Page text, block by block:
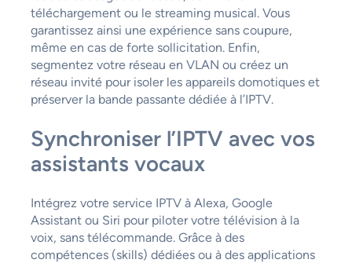
téléchargement ou le streaming musical. Vous
garantissez ainsi une expérience sans coupure,
même en cas de forte sollicitation. Enfin,
segmentez votre réseau en VLAN ou créez un
réseau invité pour isoler les appareils domotiques et
préserver la bande passante dédiée à l’IPTV.
Synchroniser l’IPTV avec vos
assistants vocaux
Intégrez votre service IPTV à Alexa, Google
Assistant ou Siri pour piloter votre télévision à la
voix, sans télécommande. Grâce à des
compétences (skills) dédiées ou à des applications